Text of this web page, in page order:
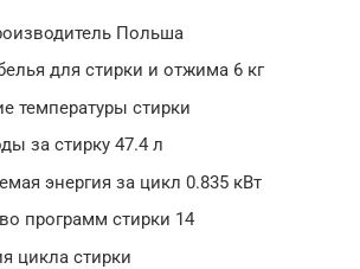
Польша
для стирки и отжима 6 кг
температуры стирки
за стирку 47.4 л
энергия за цикл 0.835 кВт
программ стирки 14
цикла стирки